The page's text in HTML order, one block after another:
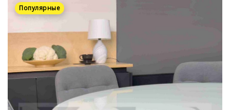
Популярные